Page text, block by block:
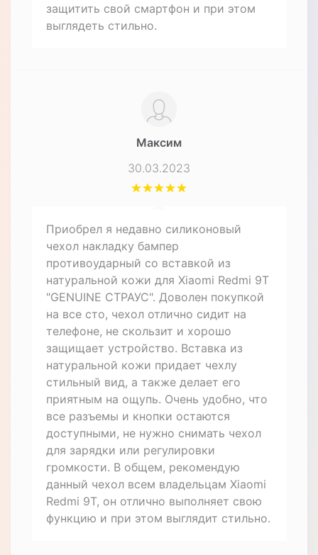
защитить свой смартфон и при этом
выглядеть стильно.
Максим
30.03.2023
Приобрел я недавно силиконовый
чехол накладку бампер
противоударный со вставкой из
натуральной кожи для Xiaomi Redmi 9T
"GENUINE СТРАУС". Доволен покупкой
на все сто, чехол отлично сидит на
телефоне, не скользит и хорошо
защищает устройство. Вставка из
натуральной кожи придает чехлу
стильный вид, а также делает его
приятным на ощупь. Очень удобно, что
все разъемы и кнопки остаются
доступными, не нужно снимать чехол
для зарядки или регулировки
громкости. В общем, рекомендую
данный чехол всем владельцам Xiaomi
Redmi 9T, он отлично выполняет свою
функцию и при этом выглядит стильно.